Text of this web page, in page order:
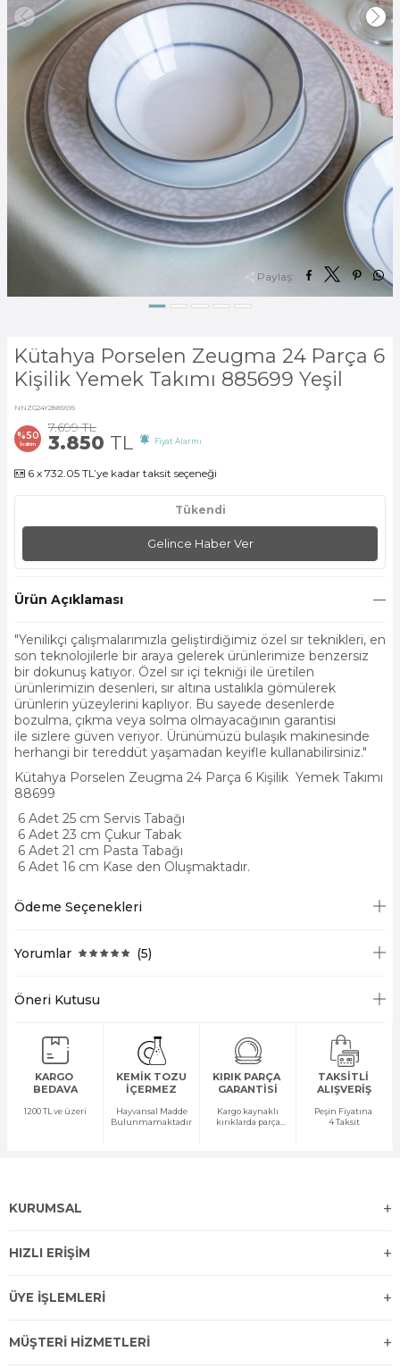
Paylaş:
Kütahya Porselen Zeugma 24 Parça 6
Kişilik Yemek Takımı 885699 Yeşil
NNZG24Y2885699
%50
İndirim
7.699TL
3.850 TL Fiyat Alarmı
6 x 732.05 TL’ye kadar taksit seçeneği
Tükendi
Gelince Haber Ver
Ürün Açıklaması
"Yenilikçi çalışmalarımızla geliştirdiğimiz özel sır teknikleri, en
son teknolojilerle bir araya gelerek ürünlerimize benzersiz
bir dokunuş katıyor. Özel sır içi tekniği ile üretilen
ürünlerimizin desenleri, sır altına ustalıkla gömülerek
ürünlerin yüzeylerini kaplıyor. Bu sayede desenlerde
bozulma, çıkma veya solma olmayacağının garantisi
ile sizlere güven veriyor. Ürünümüzü bulaşık makinesinde
herhangi bir tereddüt yaşamadan keyifle kullanabilirsiniz."
Kütahya Porselen Zeugma 24 Parça 6 Kişilik Yemek Takımı
88699
6 Adet 25 cm Servis Tabağı
6 Adet 23 cm Çukur Tabak
6 Adet 21 cm Pasta Tabağı
6 Adet 16 cm Kase den Oluşmaktadır.
Ödeme Seçenekleri
Yorumlar (5)
Öneri Kutusu
KARGO
BEDAVA
1200 TL ve üzeri
KEMİK TOZU
İÇERMEZ
Hayvansal Madde
Bulunmamaktadır
KIRIK PARÇA
GARANTİSİ
Kargo kaynaklı
kırıklarda parça
TAKSİTLİ
ALIŞVERİŞ
Peşin Fiyatına
4 Taksit
KURUMSAL
HIZLI ERİŞİM
ÜYE İŞLEMLERİ
MÜŞTERİ HİZMETLERİ